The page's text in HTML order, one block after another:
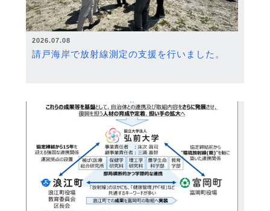
2026.07.08
請戸海岸で放射線測定の支援を行いました。